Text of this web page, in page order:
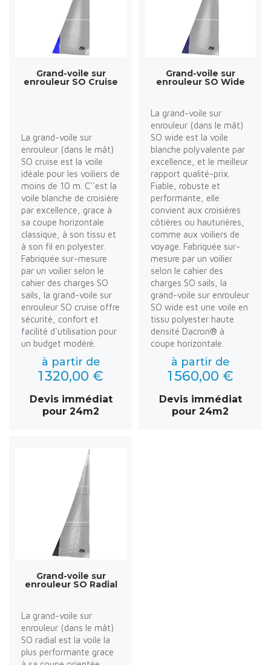
Grand-voile sur
enrouleur SO Cruise
La grand-voile sur
enrouleur (dans le mât)
SO cruise est la voile
idéale pour les voiliers de
moins de 10 m. C''est la
voile blanche de croisière
par excellence, grace à
sa coupe horizontale
classique, à son tissu et
à son fil en polyester.
Fabriquée sur-mesure
par un voilier selon le
cahier des charges SO
sails, la grand-voile sur
enrouleur SO cruise offre
sécurité, confort et
facilité d'utilisation pour
un budget modéré.
à partir de
1 320,00 €
Devis immédiat
pour 24m2
Grand-voile sur
enrouleur SO Wide
La grand-voile sur
enrouleur (dans le mât)
SO wide est la voile
blanche polyvalente par
excellence, et le meilleur
rapport qualité-prix.
Fiable, robuste et
performante, elle
convient aux croisières
côtières ou hauturières,
comme aux voiliers de
voyage. Fabriquée sur-
mesure par un voilier
selon le cahier des
charges SO sails, la
grand-voile sur enrouleur
SO wide est une voile en
tissu polyester haute
densité Dacron® à
coupe horizontale.
à partir de
1 560,00 €
Devis immédiat
pour 24m2
Grand-voile sur
enrouleur SO Radial
La grand-voile sur
enrouleur (dans le mât)
SO radial est la voile la
plus performante grace